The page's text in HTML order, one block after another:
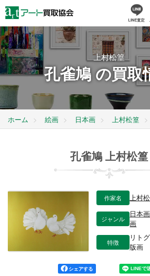
LINE査定
上村松篁
孔雀鳩 の買取
ホーム 絵画 日本画 上村松篁
孔雀鳩 上村松篁
作家名 上村
ジャンル
日本画
画
特徴
リト
版画
シェアする